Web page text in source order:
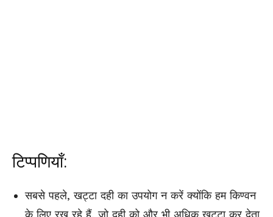
टिप्पणियाँ:
सबसे पहले, खट्टा दही का उपयोग न करें क्योंकि हम किण्वन